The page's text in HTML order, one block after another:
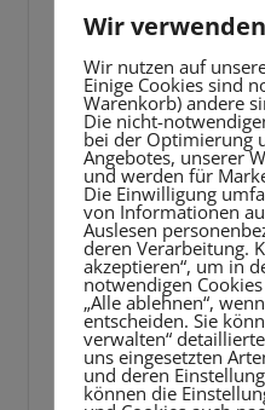
nicht gleich
Wie dein Kind mit
natürlich auch etwas
tun. Erlebt es
ihren Impulsen direkt
Wünsche immer
überhaupt keinen
Bedürfnisse
die
Wir
Wir nutzen auf
Einige Cookies sind
Warenkorb) andere
Die nicht-
bei der Optimierung
Angebotes, unserer
und werden für
Die Einwilligung
von Informationen
Auslesen
deren Verarbeitung.
akzeptieren“, um in
notwendigen
„Alle ablehnen“,
entscheiden. Sie
verwalten“
uns eingesetzten
und deren
können die